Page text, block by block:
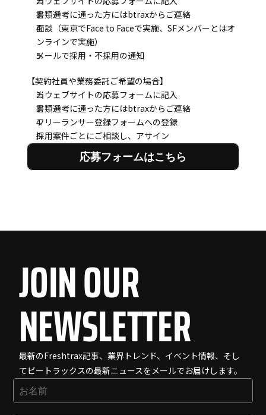
書類選考に通った方にはbtraxからご連絡
面談（東京でFace to Faceで実施、SFメンバーとはオ
ンラインで実施）
メールで採用・不採用の通知
【契約社員や業務委託ご希望の場合】
当ウェブサイトの応募フォームに記入
書類選考に通った方にはbtraxからご連絡
フリーランサー登録フォームへの登録
採用案件ごとにご相談し、アサイン
応募フォームはこちら
JOIN OUR
NEWSLETTER
最新のFreshtrax記事、業界トレンド、イベント情報、そし
てビートラックスの最新ニュースをメールでお届けします。